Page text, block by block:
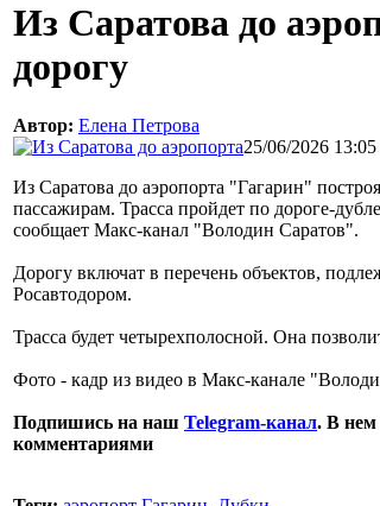
Из Саратова до
дорогу
Автор: Елена Петрова
25/06/2026 13:05
Из Саратова до аэропорта "Гагарин"
пассажирам. Трасса пройдет по дороге-
сообщает Макс-канал "Володин Саратов".
Дорогу включат в перечень объектов,
Росавтодором.
Трасса будет четырехполосной. Она
Фото - кадр из видео в Макс-канале
Подпишись на наш Telegram-канал. В нем
комментариями